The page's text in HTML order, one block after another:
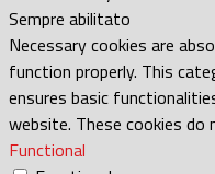
Sempre abilitato
Necessary cookies are
function properly. This
ensures basic
website. These cookies
Functional